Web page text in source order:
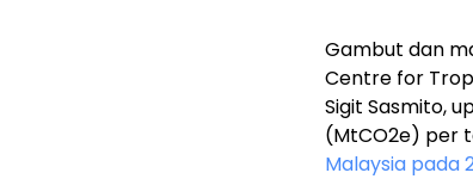
Gambut dan
Centre for
Sigit Sasmito,
(MtCO2e) per
Malaysia pada